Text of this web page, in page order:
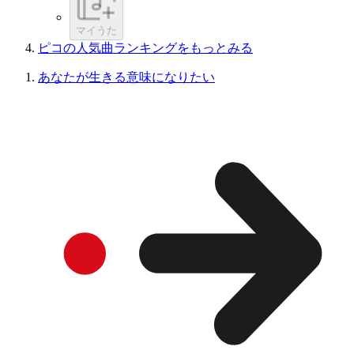
マイうた
ピコの人気曲ランキングをもっとみる
あなたが生きる意味になりたい